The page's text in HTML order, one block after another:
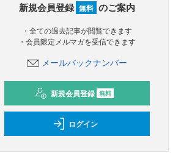
新規会員登録 無料 のご案内
・全ての過去記事が閲覧できます
・会員限定メルマガを受信できます
メールバックナンバー
新規会員登録 無料
ログイン